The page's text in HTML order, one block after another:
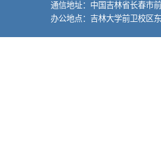
通信地址：中国吉林省长春市
办公地点：吉林大学前卫校区